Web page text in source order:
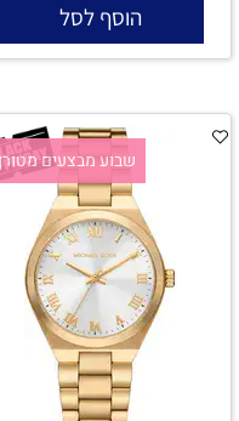
הוסף לסל
שבוע מבצעים